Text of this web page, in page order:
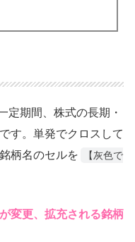
定期間、株式の長期・
す。単発でクロスして
柄名のセルを
【灰色で
変更、拡充される銘柄